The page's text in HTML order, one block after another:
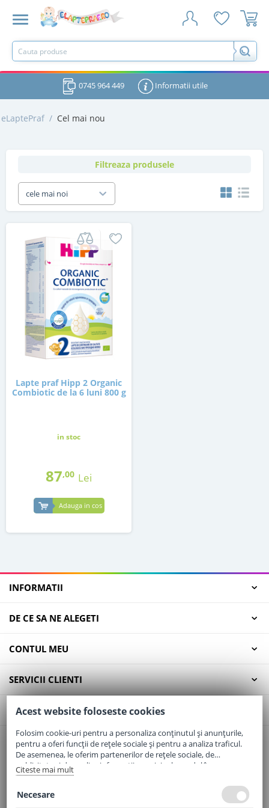
0745 964 449 Informatii utile
eLaptePraf / Cel mai nou
Filtreaza produsele
cele mai noi
Lapte praf Hipp 2 Organic
Combiotic de la 6 luni 800 g
in stoc
87,00 Lei
Adauga in cos
INFORMATII
DE CE SA NE ALEGETI
CONTUL MEU
SERVICII CLIENTI
CONTACT
Email:office@elaptepraf.ro
Telefon:0745-964-449
Adresa:Sos. Borsului, Nr. 20, Oradea, Jud. Bihor
Acest website foloseste cookies
Folosim cookie-uri pentru a personaliza conținutul și anunțurile,
pentru a oferi funcții de rețele sociale și pentru a analiza traficul.
De asemenea, le oferim partenerilor de rețele sociale, de
publicitate și de analize informații cu privire la modul în care
folosiți site-ul nostru. Aceștia le pot combina cu alte informații
Citeste mai mult
Necesare